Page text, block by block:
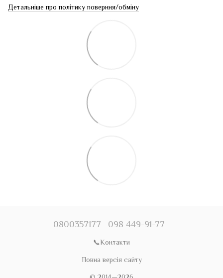
Детальніше про політику поверння/обміну
0800357177 098 449-91-77
📞Контакти
Повна версія сайту